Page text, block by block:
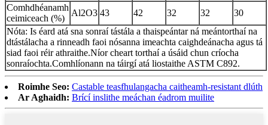
Comhdhéanamh
ceimiceach (%)
Al2O3 43 42 32 32
30
Nóta: Is éard atá sna sonraí tástála a thaispeántar ná meántorthaí na
dtástálacha a rinneadh faoi nósanna imeachta caighdeánacha agus tá
siad faoi réir athraithe.Níor cheart torthaí a úsáid chun críocha
sonraíochta.Comhlíonann na táirgí atá liostaithe ASTM C892.
Roimhe Seo: Castable teasfhulangacha caitheamh-resistant dlúth
Ar Aghaidh: Brící inslithe meáchan éadrom muilite